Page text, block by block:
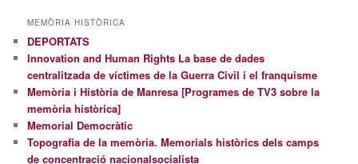
MEMÒRIA HISTÒRICA
DEPORTATS
Innovation and Human Rights La base de dades
centralitzada de víctimes de la Guerra Civil i el franquisme
Memòria i Història de Manresa [Programes de TV3 sobre la
memòria històrica]
Memorial Democràtic
Topografia de la memòria. Memorials històrics dels camps
de concentració nacionalsocialista